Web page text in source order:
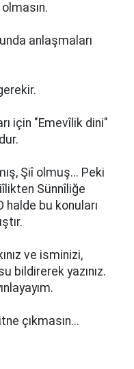
anlaşmaları
için "Emevîlik dini"
Şiî olmuş... Peki
Sünnîliğe
halde bu konuları
ve isminizi,
bildirerek yazınız.
çıkmasın...